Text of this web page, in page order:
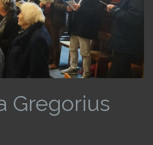
Gregorius